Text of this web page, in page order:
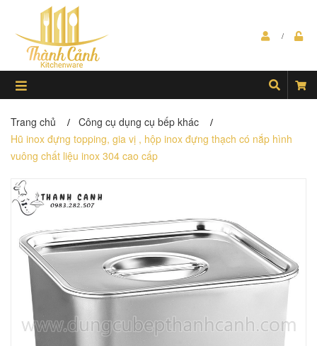
Trang chủ / Công cụ dụng cụ bếp khác /
Hũ inox đựng topping, gia vị , hộp inox đựng thạch có nắp hình
vuông chất liệu inox 304 cao cấp